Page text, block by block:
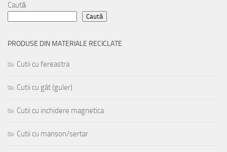
Caută
Caută
PRODUSE DIN MATERIALE RECICLATE
Cutii cu fereastra
Cutii cu gât (guler)
Cutii cu inchidere magnetica
Cutii cu manson/sertar